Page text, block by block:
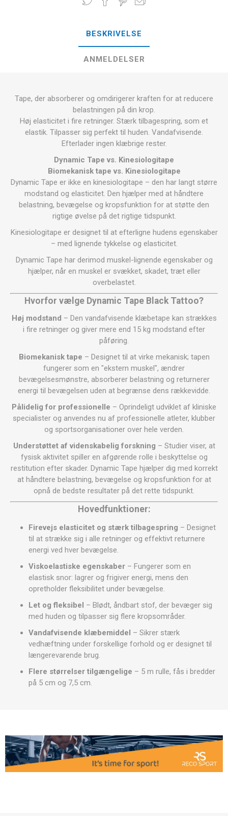
BESKRIVELSE
ANMELDELSER
Tape, der absorberer og omdirigerer kraften for at reducere
belastningen på din krop.
Høj elasticitet i fire retninger. Stærk tilbagespring, som et
elastik. Tilpasser sig perfekt til huden. Vandafvisende.
Efterlader ingen klæbrige rester.
Dynamic Tape vs. Kinesiologitape
Biomekanisk tape vs. Kinesiologitape
Dynamic Tape er ikke en kinesiologitape – den har langt større
modstand og elasticitet. Den hjælper med at håndtere
belastning, bevægelse og kropsfunktion for at støtte den
rigtige øvelse på det rigtige tidspunkt.
Kinesiologitape er designet til at efterligne hudens egenskaber
– med lignende tykkelse og elasticitet.
Dynamic Tape har derimod muskel-lignende egenskaber og
hjælper, når en muskel er svækket, skadet, træt eller
overbelastet.
Hvorfor vælge Dynamic Tape Black Tattoo?
Høj modstand – Den vandafvisende klæbetape kan strækkes
i fire retninger og giver mere end 15 kg modstand efter
påføring.
Biomekanisk tape – Designet til at virke mekanisk; tapen
fungerer som en "ekstern muskel", ændrer
bevægelsesmønstre, absorberer belastning og returnerer
energi til bevægelsen uden at begrænse dens rækkevidde.
Pålidelig for professionelle – Oprindeligt udviklet af kliniske
specialister og anvendes nu af professionelle atleter, klubber
og sportsorganisationer over hele verden.
Understøttet af videnskabelig forskning – Studier viser, at
fysisk aktivitet spiller en afgørende rolle i beskyttelse og
restitution efter skader. Dynamic Tape hjælper dig med korrekt
at håndtere belastning, bevægelse og kropsfunktion for at
opnå de bedste resultater på det rette tidspunkt.
Hovedfunktioner:
Firevejs elasticitet og stærk tilbagespring – Designet
til at strække sig i alle retninger og effektivt returnere
energi ved hver bevægelse.
Viskoelastiske egenskaber – Fungerer som en
elastisk snor: lagrer og frigiver energi, mens den
opretholder fleksibilitet under bevægelse.
Let og fleksibel – Blødt, åndbart stof, der bevæger sig
med huden og tilpasser sig flere kropsområder.
Vandafvisende klæbemiddel – Sikrer stærk
vedhæftning under forskellige forhold og er designet til
længerevarende brug.
Flere størrelser tilgængelige – 5 m rulle, fås i bredder
på 5 cm og 7,5 cm.